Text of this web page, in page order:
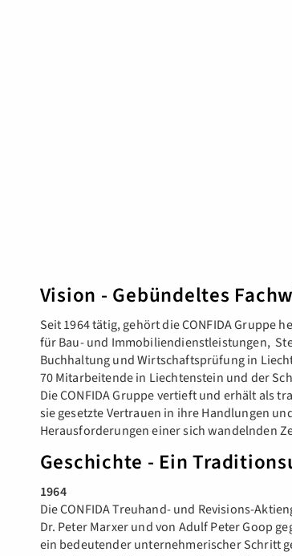
Vision - Gebündeltes
Seit 1964 tätig, gehört die CONFIDA Gruppe
für Bau- und Immobiliendienstleistungen,
Buchhaltung und Wirtschaftsprüfung in
70 Mitarbeitende in Liechtenstein und der
Die CONFIDA Gruppe vertieft und erhält als
sie gesetzte Vertrauen in ihre Handlungen
Herausforderungen einer sich wandelnden
Geschichte - Ein
1964
Die CONFIDA Treuhand- und Revisions-
Dr. Peter Marxer und von Adulf Peter Goop
ein bedeutender unternehmerischer Schritt